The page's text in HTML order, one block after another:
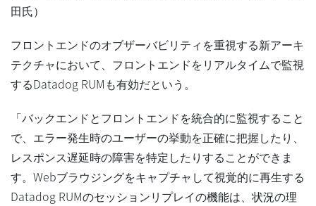
田氏）
フロントエンドのオブザーバビリティを重視する新アーキ
テクチャにおいて、フロントエンドをリアルタイムで監視
するDatadog RUMも有効だという。
「バックエンドとフロントエンドを統合的に監視すること
で、エラー発生時のユーザーの挙動を正確に把握したり、
レスポンス遅延時の障害を特定したりすることができま
す。Webブラウジングをキャプチャして視覚的に再生する
Datadog RUMのセッションリプレイの機能は、状況の理